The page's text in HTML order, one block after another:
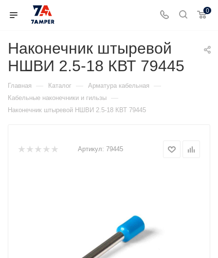
0
Наконечник штыревой
НШВИ 2.5-18 КВТ 79445
Главная — Каталог — Арматура кабельная —
Кабельные наконечники и гильзы —
Наконечник штыревой НШВИ 2.5-18 КВТ 79445
Артикул: 79445